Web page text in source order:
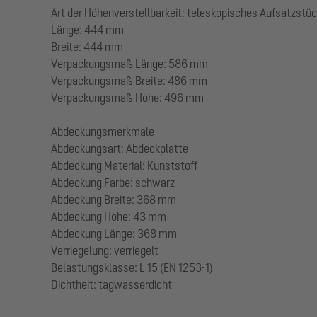
Art der Höhenverstellbarkeit: teleskopisches
Länge: 444 mm
Breite: 444 mm
Verpackungsmaß Länge: 586 mm
Verpackungsmaß Breite: 486 mm
Verpackungsmaß Höhe: 496 mm
Abdeckungsmerkmale
Abdeckungsart: Abdeckplatte
Abdeckung Material: Kunststoff
Abdeckung Farbe: schwarz
Abdeckung Breite: 368 mm
Abdeckung Höhe: 43 mm
Abdeckung Länge: 368 mm
Verriegelung: verriegelt
Belastungsklasse: L 15 (EN 1253-1)